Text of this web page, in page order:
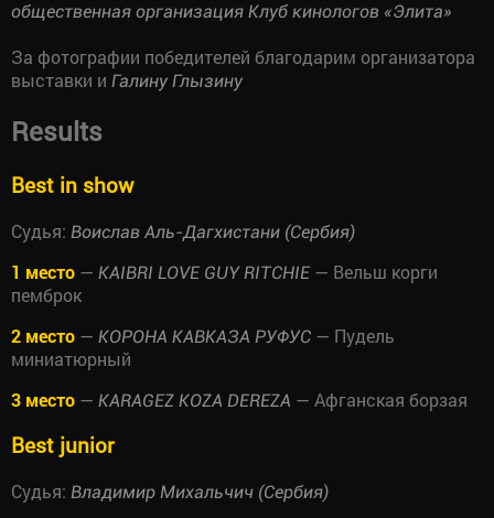
общественная организация Клуб кинологов «Элита»
За фотографии победителей благодарим организатора
выставки и Галину Глызину
Results
Best in show
Судья: Воислав Аль-Дагхистани (Сербия)
1 место — KAIBRI LOVE GUY RITCHIE — Вельш корги
пемброк
2 место — КОРОНА КАВКАЗА РУФУС — Пудель
миниатюрный
3 место — KARAGEZ KOZA DEREZA — Афганская борзая
Best junior
Судья: Владимир Михальчич (Сербия)